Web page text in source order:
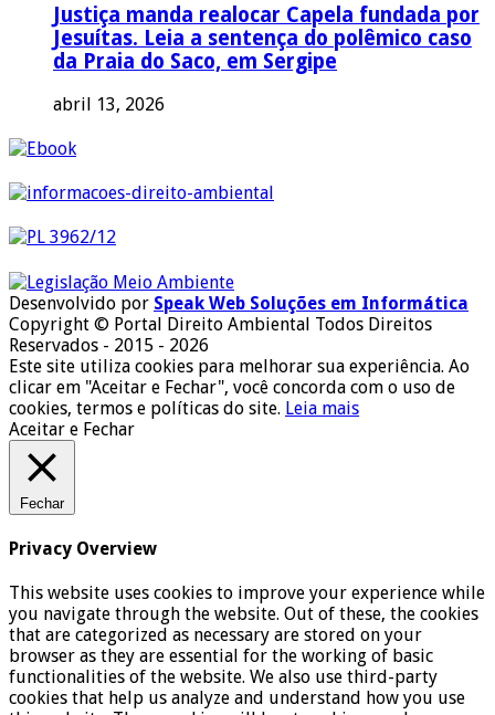
Justiça manda realocar Capela fundada por
Jesuítas. Leia a sentença do polêmico caso
da Praia do Saco, em Sergipe
abril 13, 2026
Desenvolvido por Speak Web Soluções em Informática
Copyright © Portal Direito Ambiental Todos Direitos
Reservados - 2015 - 2026
Este site utiliza cookies para melhorar sua experiência. Ao
clicar em "Aceitar e Fechar", você concorda com o uso de
cookies, termos e políticas do site. Leia mais
Aceitar e Fechar
Fechar
Privacy Overview
This website uses cookies to improve your experience while
you navigate through the website. Out of these, the cookies
that are categorized as necessary are stored on your
browser as they are essential for the working of basic
functionalities of the website. We also use third-party
cookies that help us analyze and understand how you use